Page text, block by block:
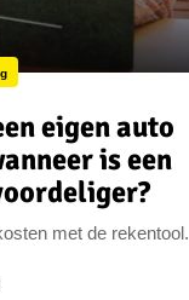
eigen auto
is een
met de rekentool.